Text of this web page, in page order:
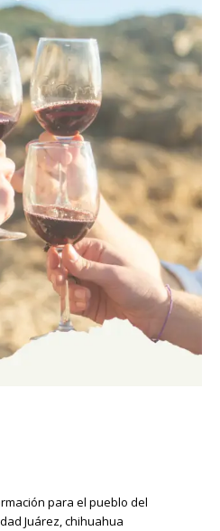
para el pueblo del
Juárez, chihuahua